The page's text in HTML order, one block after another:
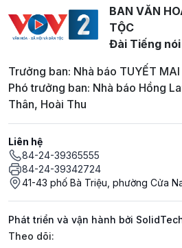
BAN VĂN
TỘC
Đài Tiếng
Trưởng ban: Nhà báo TUYẾT MAI
Phó trưởng ban: Nhà báo Hồng
Thân, Hoài Thu
Liên hệ
84-24-39365555
84-24-39342724
41-43 phố Bà Triệu, phường Cửa
Phát triển và vận hành bởi
Mạng xã hội
Theo dõi: